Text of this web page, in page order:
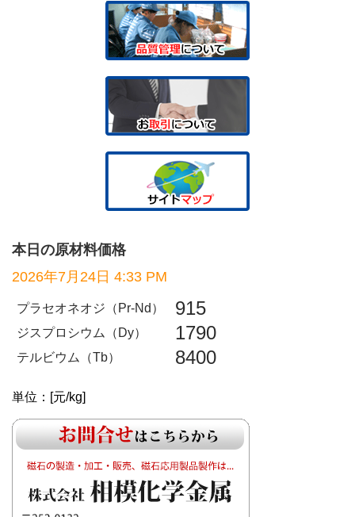
本日の原材料価格
2026年7月24日 4:33 PM
プラセオネオジ（Pr-Nd） 915
ジスプロシウム（Dy） 1790
テルビウム（Tb） 8400
単位：[元/kg]